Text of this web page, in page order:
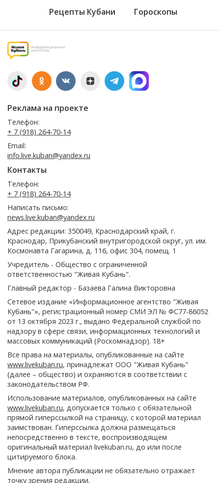
Рецепты Кубани Гороскопы
Реклама на проекте
Телефон:
+ 7 (918) 264-70-14
Email:
info.live.kuban@yandex.ru
Контакты
Телефон:
+ 7 (918) 264-70-14
Написать письмо:
news.live.kuban@yandex.ru
Адрес редакции: 350049, Краснодарский край, г.
Краснодар, Прикубанский внутригородской округ, ул. им.
Космонавта Гагарина, д. 116, офис 304, помещ. 1
Учредитель - Общество с ограниченной
ответственностью "Живая Кубань".
Главный редактор - Базаева Галина Викторовна
Сетевое издание «Информационное агентство "Живая
Кубань"», регистрационный номер СМИ ЭЛ № ФС77-86052
от 13 октября 2023 г., выдано Федеральной службой по
надзору в сфере связи, информационных технологий и
массовых коммуникаций (Роскомнадзор). 18+
Все права на материалы, опубликованные на сайте
www.livekuban.ru, принадлежат ООО "Живая Кубань"
(далее – общество) и охраняются в соответствии с
законодательством РФ.
Использование материалов, опубликованных на сайте
www.livekuban.ru, допускается только с обязательной
прямой гиперссылкой на страницу, с которой материал
заимствован. Гиперссылка должна размещаться
непосредственно в тексте, воспроизводящем
оригинальный материал livekuban.ru, до или после
цитируемого блока.
Мнение автора публикации не обязательно отражает
точку зрения редакции.